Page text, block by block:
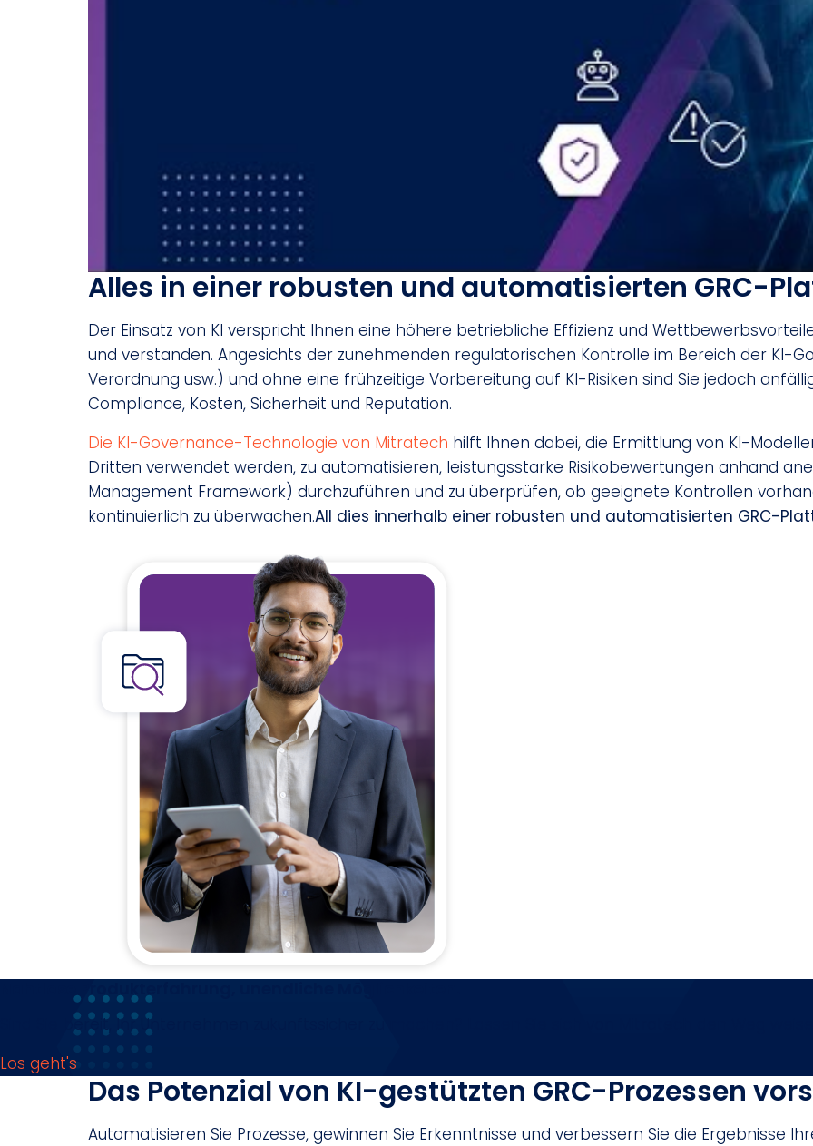
Alles in einer robusten und automatisierten GRC-
Der Einsatz von KI verspricht Ihnen eine höhere betriebliche Effizienz und
und verstanden. Angesichts der zunehmenden regulatorischen Kontrolle im Bereich der KI-
Verordnung usw.) und ohne eine frühzeitige Vorbereitung auf KI-Risiken sind Sie jedoch
Compliance, Kosten, Sicherheit und Reputation.
Die KI-Governance-Technologie von Mitratech hilft Ihnen dabei, die Ermittlung von KI-
Dritten verwendet werden, zu automatisieren, leistungsstarke Risikobewertungen anhand
Management Framework) durchzuführen und zu überprüfen, ob geeignete Kontrollen
kontinuierlich zu überwachen.All dies innerhalb einer robusten und automatisierten GRC-
Sind Sie bereit, Ihr Unternehmen zukunftssicher zu machen? Lassen Sie sich von Mitratech den Weg
Los geht's
Das Potenzial von KI-gestützten GRC-Prozessen
Automatisieren Sie Prozesse, gewinnen Sie Erkenntnisse und verbessern Sie die Ergebnisse